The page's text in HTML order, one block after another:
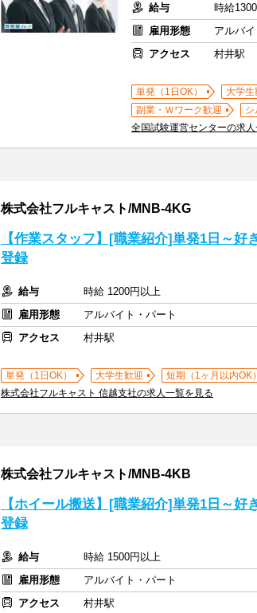
給与
時給
雇用形態
アルバ
アクセス
村井駅
単発（1日OK） 大学生
副業・Ｗワーク歓迎
シ
全国試験運営センターの求
株式会社フルキャスト/MNB-4KG
【作業スタッフ】[職業紹介]単発1日～
登録
給与
時給 1200円以上
雇用形態
アルバイト・パート
アクセス
村井駅
単発（1日OK） 大学生歓迎 短期（1ヶ月以内OK）
株式会社フルキャスト 信越支社の求人一覧を見る
株式会社フルキャスト/MNB-4KB
【ホイール搬送】[職業紹介]単発1日～
登録
給与
時給 1500円以上
雇用形態
アルバイト・パート
アクセス
村井駅